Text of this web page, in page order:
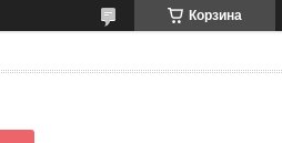
Корзина